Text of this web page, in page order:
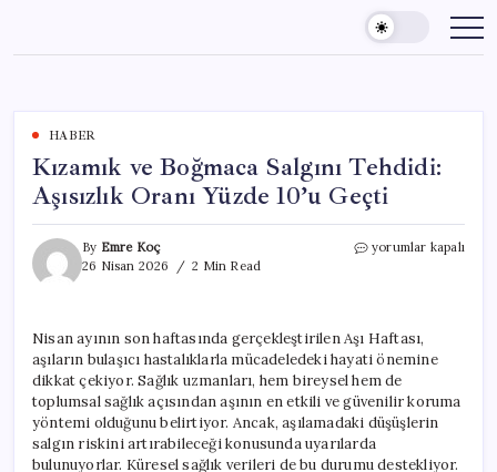
content
HABER
Kızamık ve Boğmaca Salgını Tehdidi:
Aşısızlık Oranı Yüzde 10’u Geçti
By Emre Koç
26 Nisan 2026
2 Min Read
Kızamık
Aşısızlık
Oranı
Yüzde
10’u
Geçti
için
yorumlar kapalı
Nisan ayının son haftasında gerçekleştirilen Aşı Haftası,
aşıların bulaşıcı hastalıklarla mücadeledeki hayati önemine
dikkat çekiyor. Sağlık uzmanları, hem bireysel hem de
toplumsal sağlık açısından aşının en etkili ve güvenilir koruma
yöntemi olduğunu belirtiyor. Ancak, aşılamadaki düşüşlerin
salgın riskini artırabileceği konusunda uyarılarda
bulunuyorlar. Küresel sağlık verileri de bu durumu destekliyor.